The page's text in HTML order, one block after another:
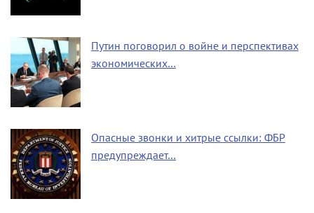
Путин поговорил о войне и перспективах
экономических…
Опасные звонки и хитрые ссылки: ФБР
предупреждает…